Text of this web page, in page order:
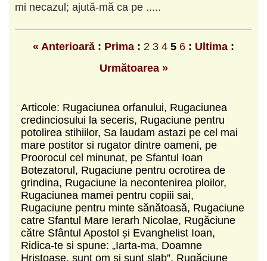
mi necazul; ajută-mă ca pe .....
« Anterioară : Prima : 2 3 4 5 6 : Ultima :
Următoarea »
Articole: Rugaciunea orfanului, Rugaciunea
credinciosului la seceris, Rugaciune pentru
potolirea stihiilor, Sa laudam astazi pe cel mai
mare postitor si rugator dintre oameni, pe
Proorocul cel minunat, pe Sfantul Ioan
Botezatorul, Rugaciune pentru ocrotirea de
grindina, Rugaciune la necontenirea ploilor,
Rugaciunea mamei pentru copiii sai,
Rugaciune pentru minte sănătoasă, Rugaciune
catre Sfantul Mare Ierarh Nicolae, Rugăciune
către Sfântul Apostol și Evanghelist Ioan,
Ridica-te si spune: „Iarta-ma, Doamne
Hristoase, sunt om si sunt slab”, Rugăciune